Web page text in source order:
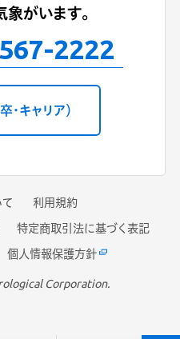
象がいます。
2222
・キャリア）
利用規約
特定商取引法に基づく表記
個人情報保護方針
Corporation.